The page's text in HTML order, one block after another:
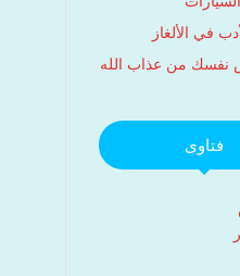
في الألغاز
نفسك من عذاب الله
فتاوى